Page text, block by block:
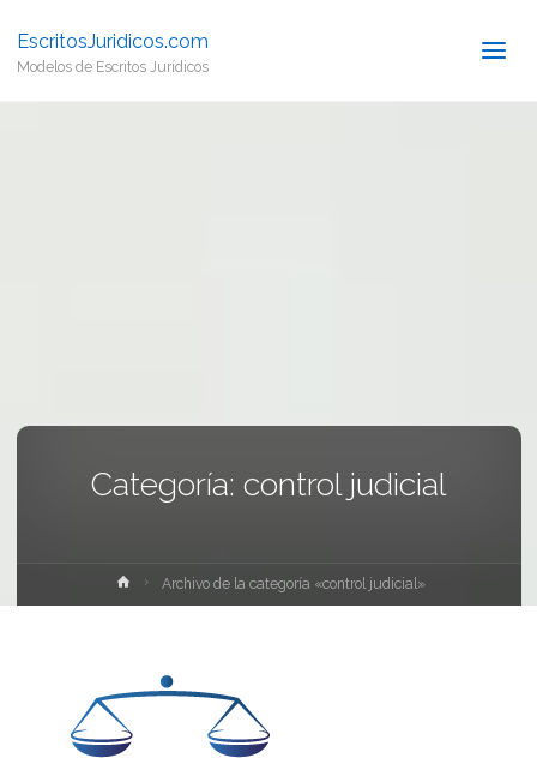
EscritosJuridicos.com
Modelos de Escritos Jurídicos
Categoría: control judicial
InicioArchivo de la categoría «control judicial»